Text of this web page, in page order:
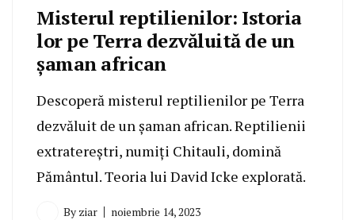
Misterul reptilienilor: Istoria
lor pe Terra dezvăluită de un
şaman african
Descoperă misterul reptilienilor pe Terra
dezvăluit de un șaman african. Reptilienii
extratereștri, numiți Chitauli, domină
Pământul. Teoria lui David Icke explorată.
By ziar noiembrie 14, 2023